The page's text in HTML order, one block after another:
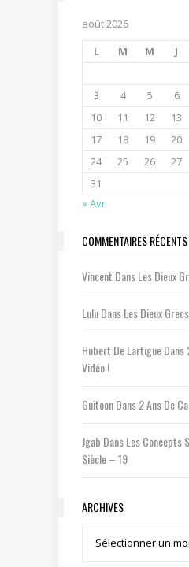
août 2026
L
M M J
3
4 5 6
10
11 12 13
17
18 19 20
24
25 26 27
31
« Avr
COMMENTAIRES RÉCENTS
Vincent DansLes Dieux
LuluDansLes Dieux
Hubert De LartigueDans
Vidéo !
GuitoonDans2 Ans De
Jgab DansLes Concepts
Siècle – 19
ARCHIVES
Archives